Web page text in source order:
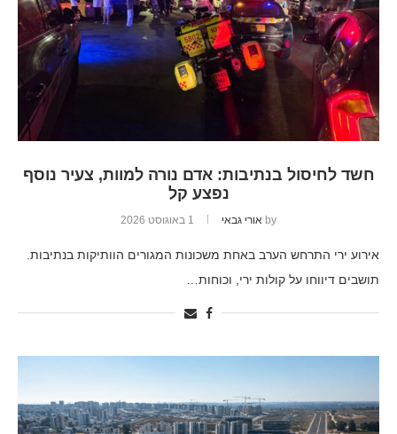
חשד לחיסול בנתיבות: אדם נורה למוות, צעיר נוסף
נפצע קל
by אורי גבאי 1 באוגוסט 2026
אירוע ירי התרחש הערב באחת משכונות המגורים הוותיקות בנתיבות.
תושבים דיווחו על קולות ירי, וכוחות…